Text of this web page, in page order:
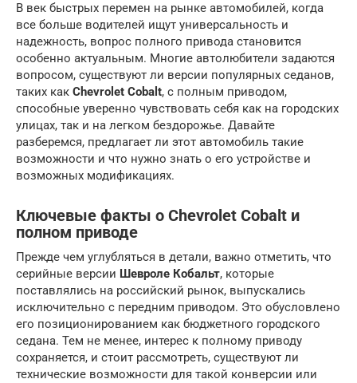
В век быстрых перемен на рынке автомобилей, когда
все больше водителей ищут универсальность и
надежность, вопрос полного привода становится
особенно актуальным. Многие автолюбители задаются
вопросом, существуют ли версии популярных седанов,
таких как Chevrolet Cobalt, с полным приводом,
способные уверенно чувствовать себя как на городских
улицах, так и на легком бездорожье. Давайте
разберемся, предлагает ли этот автомобиль такие
возможности и что нужно знать о его устройстве и
возможных модификациях.
Ключевые факты о Chevrolet Cobalt и
полном приводе
Прежде чем углубляться в детали, важно отметить, что
серийные версии Шевроле Кобальт, которые
поставлялись на российский рынок, выпускались
исключительно с передним приводом. Это обусловлено
его позиционированием как бюджетного городского
седана. Тем не менее, интерес к полному приводу
сохраняется, и стоит рассмотреть, существуют ли
технические возможности для такой конверсии или